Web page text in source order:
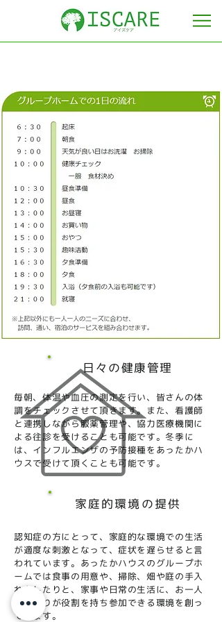
日々の健康管理
毎朝、体温や血圧の測定を行い、皆さんの体
調をチェックさせて頂きます。また、看護師
と連携しながら服薬管理や、協力医療機関に
よる往診を受けることも可能です。冬季に
は、インフルエンザの予防接種をあったかハ
ウスで受けて頂くことも可能です。
家庭的環境の提供
認知症の方にとって、家庭的な環境での生活
が適度な刺激となって、症状を遅らせると言
われています。あったかハウスのグループホ
ームでは食事の用意や、掃除、畑や庭の手入
れをしたりと、家事や日常の生活に、お一人
おひとりが役割を持ち参加できる環境を創っ
ています。